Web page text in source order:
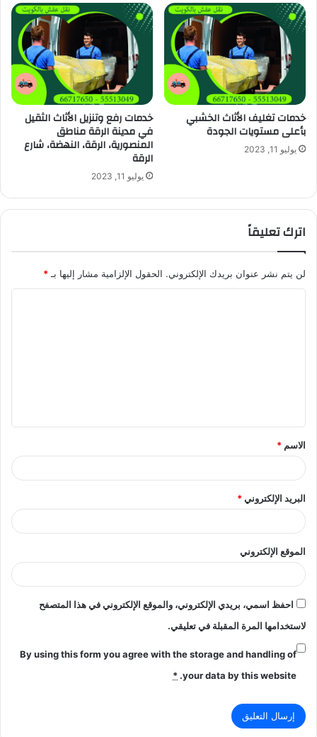
خدمات تغليف الأثاث الخشبي
بأعلى مستويات الجودة
يوليو 11, 2023
خدمات رفع وتنزيل الأثاث الثقيل
في مدينة الرقة مناطق
المنصورية، الرقة، النهضة، شارع
الرقة
يوليو 11, 2023
اترك تعليقاً
لن يتم نشر عنوان بريدك الإلكتروني. الحقول الإلزامية مشار إليها بـ *
ق
*
الاسم *
البريد الإلكتروني*
الموقع الإلكتروني
احفظ اسمي، بريدي الإلكتروني، والموقع الإلكتروني في هذا المتصفح
لاستخدامها المرة المقبلة في تعليقي.
By using this form you agree with the storage and handling of
your data by this website.
*